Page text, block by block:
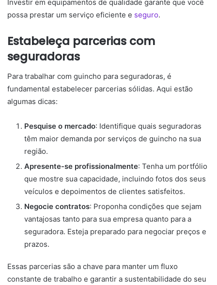
Investir em equipamentos de qualidade garante que você
possa prestar um serviço eficiente e seguro.
Estabeleça parcerias com
seguradoras
Para trabalhar com guincho para seguradoras, é
fundamental estabelecer parcerias sólidas. Aqui estão
algumas dicas:
Pesquise o mercado: Identifique quais seguradoras
têm maior demanda por serviços de guincho na sua
região.
Apresente-se profissionalmente: Tenha um portfólio
que mostre sua capacidade, incluindo fotos dos seus
veículos e depoimentos de clientes satisfeitos.
Negocie contratos: Proponha condições que sejam
vantajosas tanto para sua empresa quanto para a
seguradora. Esteja preparado para negociar preços e
prazos.
Essas parcerias são a chave para manter um fluxo
constante de trabalho e garantir a sustentabilidade do seu